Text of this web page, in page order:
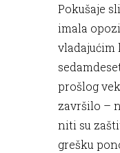
Pokušaje
imala
vladajućim
prošlog
završilo –
niti su
grešku